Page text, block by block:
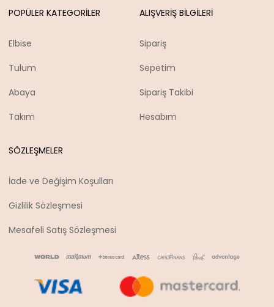
POPÜLER KATEGORİLER
Elbise
Tulum
Abaya
Takım
ALIŞVERİŞ BİLGİLERİ
Sipariş
Sepetim
Sipariş Takibi
Hesabım
SÖZLEŞMELER
İade ve Değişim Koşulları
Gizlilik Sözleşmesi
Mesafeli Satış Sözleşmesi